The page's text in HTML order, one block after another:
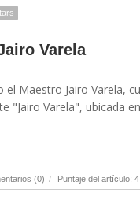
Varela
Maestro Jairo Varela,
"Jairo Varela", ubicada
(0) / Puntaje del artículo: